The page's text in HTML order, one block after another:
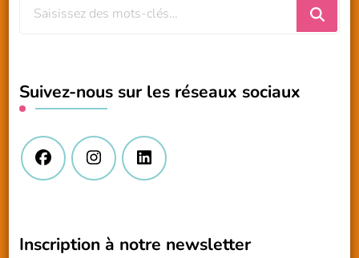
?
Suivez-nous sur les réseaux sociaux
Inscription à notre newsletter